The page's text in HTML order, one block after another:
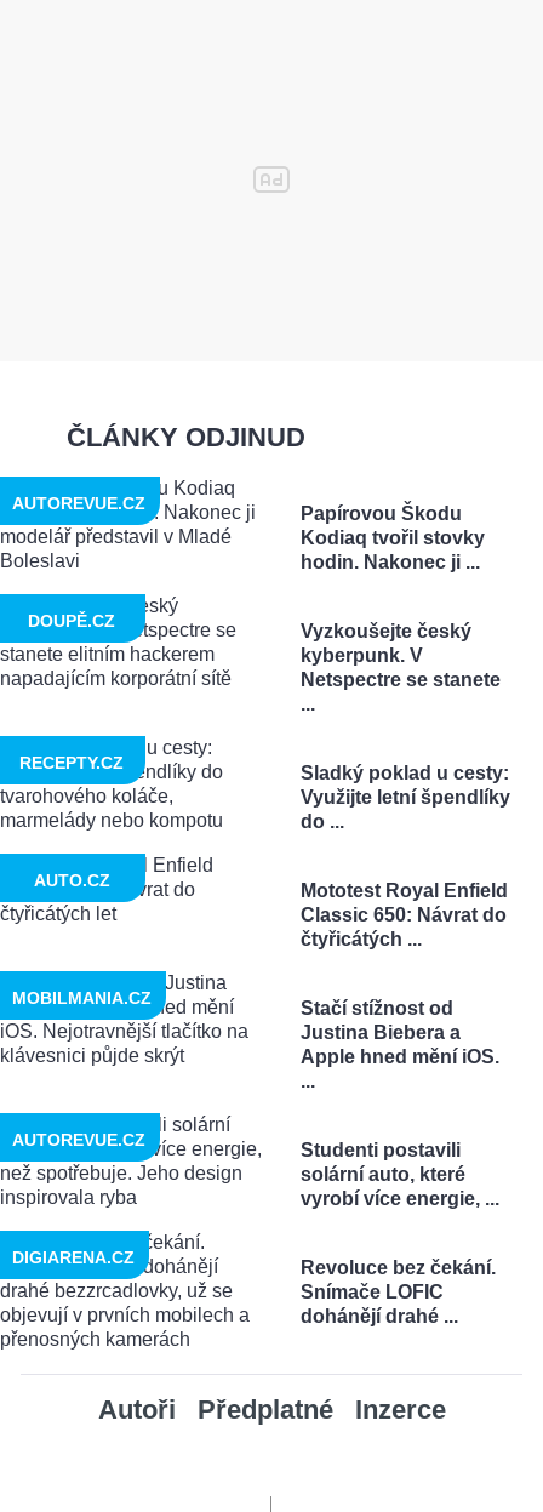
ČLÁNKY ODJINUD
Papírovou Škodu
Kodiaq tvořil stovky
hodin. Nakonec ji ...
AUTOREVUE.CZ
Vyzkoušejte český
kyberpunk. V
Netspectre se stanete
...
DOUPĚ.CZ
Sladký poklad u cesty:
Využijte letní špendlíky
do ...
RECEPTY.CZ
Mototest Royal Enfield
Classic 650: Návrat do
čtyřicátých ...
AUTO.CZ
Stačí stížnost od
Justina Biebera a
Apple hned mění iOS.
...
MOBILMANIA.CZ
Studenti postavili
solární auto, které
vyrobí více energie, ...
AUTOREVUE.CZ
Revoluce bez čekání.
Snímače LOFIC
dohánějí drahé ...
DIGIARENA.CZ
Autoři Předplatné Inzerce